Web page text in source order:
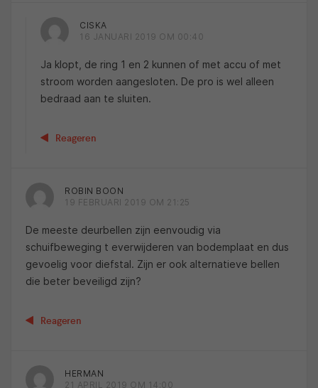
CISKA
16 JANUARI 2019 OM 00:40
Ja klopt, de ring 1 en 2 kunnen of met accu of met
stroom worden aangesloten. De pro is wel alleen
bedraad aan te sluiten.
Reageren
ROBIN BOON
19 FEBRUARI 2019 OM 21:25
De meeste deurbellen zijn eenvoudig via
schuifbeweging t everwijderen van bodemplaat en dus
gevoelig voor diefstal. Zijn er ook alternatieve bellen
die beter beveiligd zijn?
Reageren
HERMAN
21 APRIL 2019 OM 14:00